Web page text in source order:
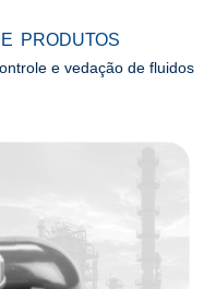
PRODUTOS
e vedação de fluidos